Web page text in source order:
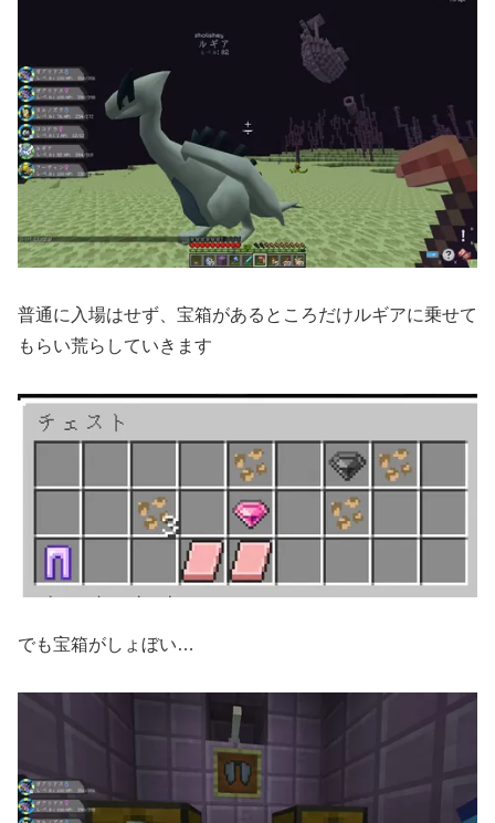
普通に入場はせず、宝箱があるところだけルギアに乗せて
もらい荒らしていきます
でも宝箱がしょぼい…